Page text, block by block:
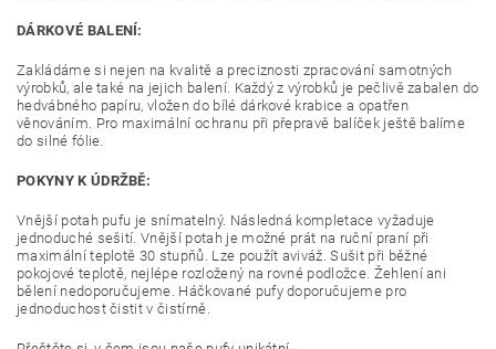
DÁRKOVÉ BALENÍ:
Zakládáme si nejen na kvalitě a preciznosti zpracování samotných
výrobků, ale také na jejich balení. Každý z výrobků je pečlivě zabalen do
hedvábného papíru, vložen do bílé dárkové krabice a opatřen
věnováním. Pro maximální ochranu při přepravě balíček ještě balíme
do silné fólie.
POKYNY K ÚDRŽBĚ:
Vnější potah pufu je snímatelný. Následná kompletace vyžaduje
jednoduché sešití. Vnější potah je možné prát na ruční praní při
maximální teplotě 30 stupňů. Lze použít aviváž. Sušit při běžné
pokojové teplotě, nejlépe rozložený na rovné podložce. Žehlení ani
bělení nedoporučujeme. Háčkované pufy doporučujeme pro
jednoduchost čistit v čistírně.